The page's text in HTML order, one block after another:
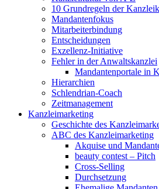
10 Grundregeln der
Mandantenfokus
Mitarbeiterbindung
Entscheidungen
Exzellenz-Initiative
Fehler in der Anwaltskanzlei
Mandantenportale in
Hierarchien
Schlendrian-Coach
Zeitmanagement
Kanzleimarketing
Geschichte des
ABC des Kanzleimarketing
Akquise und
beauty contest – Pitch
Cross-Selling
Durchsetzung